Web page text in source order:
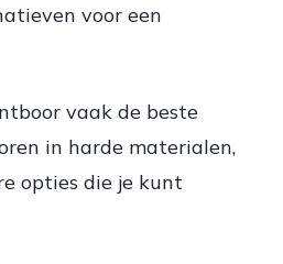
voor een
vaak de beste
in harde materialen,
opties die je kunt